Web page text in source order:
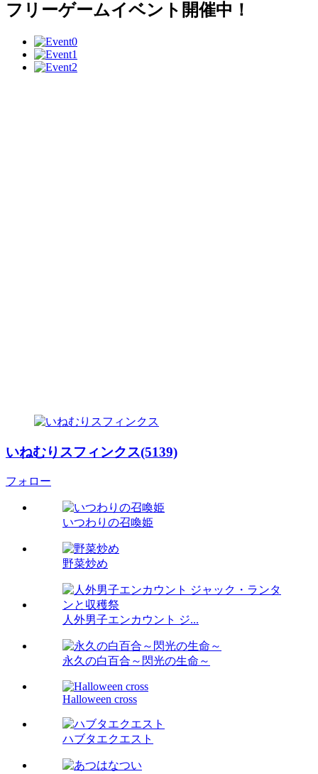
フリーゲームイベント開催中！
いねむりスフィンクス(5139)
フォロー
いつわりの召喚姫
野菜炒め
人外男子エンカウント ジ...
永久の白百合～閃光の生命～
Halloween cross
ハブタエクエスト